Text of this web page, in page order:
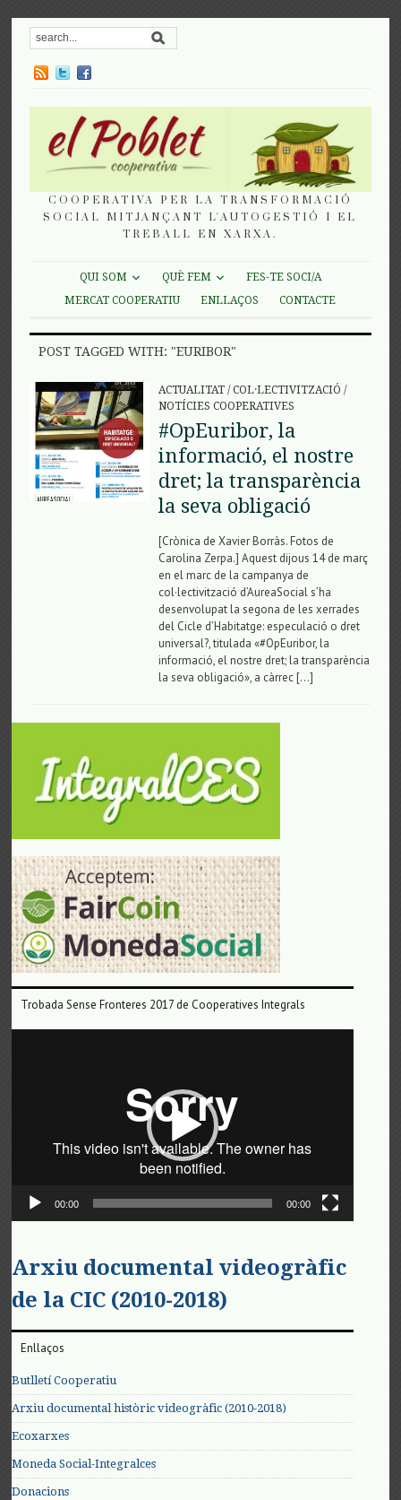
COOPERATIVA PER LA TRANSFORMACIÓ
SOCIAL MITJANÇANT L'AUTOGESTIÓ I EL
TREBALL EN XARXA.
QUI SOM QUÈ FEM
FES-TE SOCI/A
MERCAT COOPERATIU
ENLLAÇOS CONTACTE
POST TAGGED WITH: "EURIBOR"
ACTUALITAT/COL·LECTIVITZACIÓ /
NOTÍCIES COOPERATIVES
#OpEuribor, la
informació, el nostre
dret; la transparència
la seva obligació
[Crònica de Xavier Borràs. Fotos de
Carolina Zerpa.] Aquest dijous 14 de març
en el marc de la campanya de
col·lectivització d’AureaSocial s’ha
desenvolupat la segona de les xerrades
del Cicle d’Habitatge: especulació o dret
universal?, titulada «#OpEuribor, la
informació, el nostre dret; la transparència
la seva obligació», a càrrec […]
Trobada Sense Fronteres 2017 de Cooperatives Integrals
00:00 00:00
Arxiu documental videogràfic
de la CIC (2010-2018)
Enllaços
Butlletí Cooperatiu
Arxiu documental històric videogràfic (2010-2018)
Ecoxarxes
Moneda Social-Integralces
Donacions